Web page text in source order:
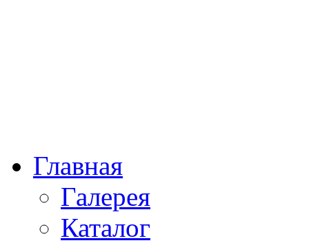
Главная
Галерея
Каталог